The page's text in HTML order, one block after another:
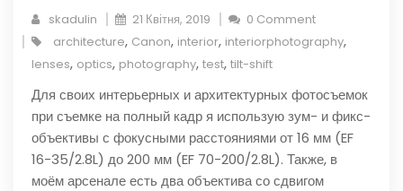
skadulin 21 Квітня, 2019
0 Comment
architecture, Canon, interior, interiorphotography,
lenses, optics, photography, test, tilt-shift
Для своих интерьерных и архитектурных фотосъемок
при съемке на полный кадр я использую зум- и фикс-
объективы с фокусными расстояниями от 16 мм (EF
16-35/2.8L) до 200 мм (EF 70-200/2.8L). Также, в
моём арсенале есть два объектива со сдвигом